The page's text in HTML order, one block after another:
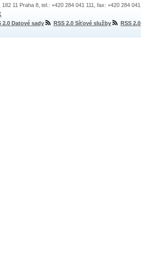
11 Praha 8, tel.: +420 284 041 111, fax: +420 284
2.0 Datové sady RSS 2.0 Síťové služby RSS